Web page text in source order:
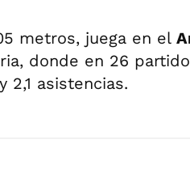
metros, juega en el
donde en 26
2,1 asistencias.